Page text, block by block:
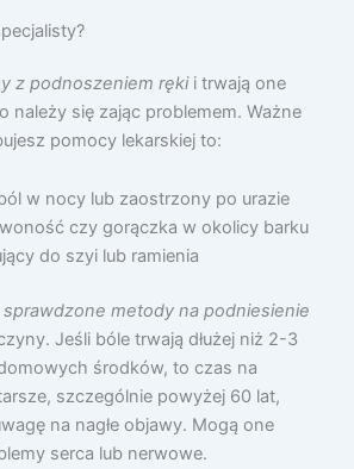
z podnoszeniem rękii trwają one
należy się zając problemem. Ważne
pomocy lekarskiej to:
w nocy lub zaostrzony po urazie
czy gorączka w okolicy barku
do szyi lub ramienia
sprawdzone metody na podniesienie
Jeśli bóle trwają dłużej niż 2-3
środków, to czas na
szczególnie powyżej 60 lat,
na nagłe objawy. Mogą one
serca lub nerwowe.